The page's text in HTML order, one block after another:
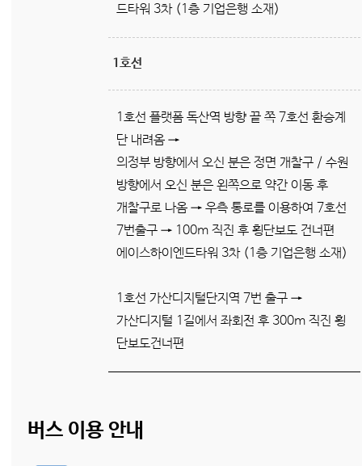
드타워 3차 (1층 기업은행 소재)
1호선
1호선 플랫폼 독산역 방향 끝 쪽 7호선 환승계
단 내려옴 →
의정부 방향에서 오신 분은 정면 개찰구 / 수원
방향에서 오신 분은 왼쪽으로 약간 이동 후
개찰구로 나옴 → 우측 통로를 이용하여 7호선
7번출구 → 100m 직진 후 횡단보도 건너편
에이스하이엔드타워 3차 (1층 기업은행 소재)
1호선 가산디지털단지역 7번 출구 →
가산디지털 1길에서 좌회전 후 300m 직진 횡
단보도건너편
버스 이용 안내